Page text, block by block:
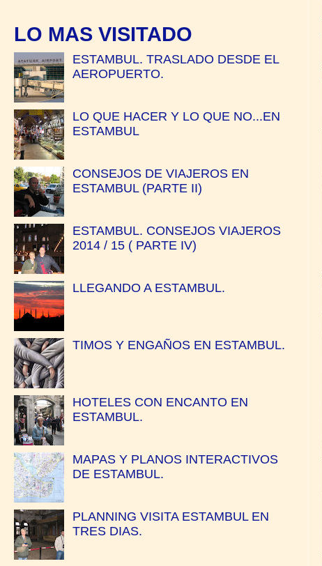
LO MAS VISITADO
ESTAMBUL. TRASLADO DESDE EL
AEROPUERTO.
LO QUE HACER Y LO QUE NO...EN
ESTAMBUL
CONSEJOS DE VIAJEROS EN
ESTAMBUL (PARTE II)
ESTAMBUL. CONSEJOS VIAJEROS
2014 / 15 ( PARTE IV)
LLEGANDO A ESTAMBUL.
TIMOS Y ENGAÑOS EN ESTAMBUL.
HOTELES CON ENCANTO EN
ESTAMBUL.
MAPAS Y PLANOS INTERACTIVOS
DE ESTAMBUL.
PLANNING VISITA ESTAMBUL EN
TRES DIAS.